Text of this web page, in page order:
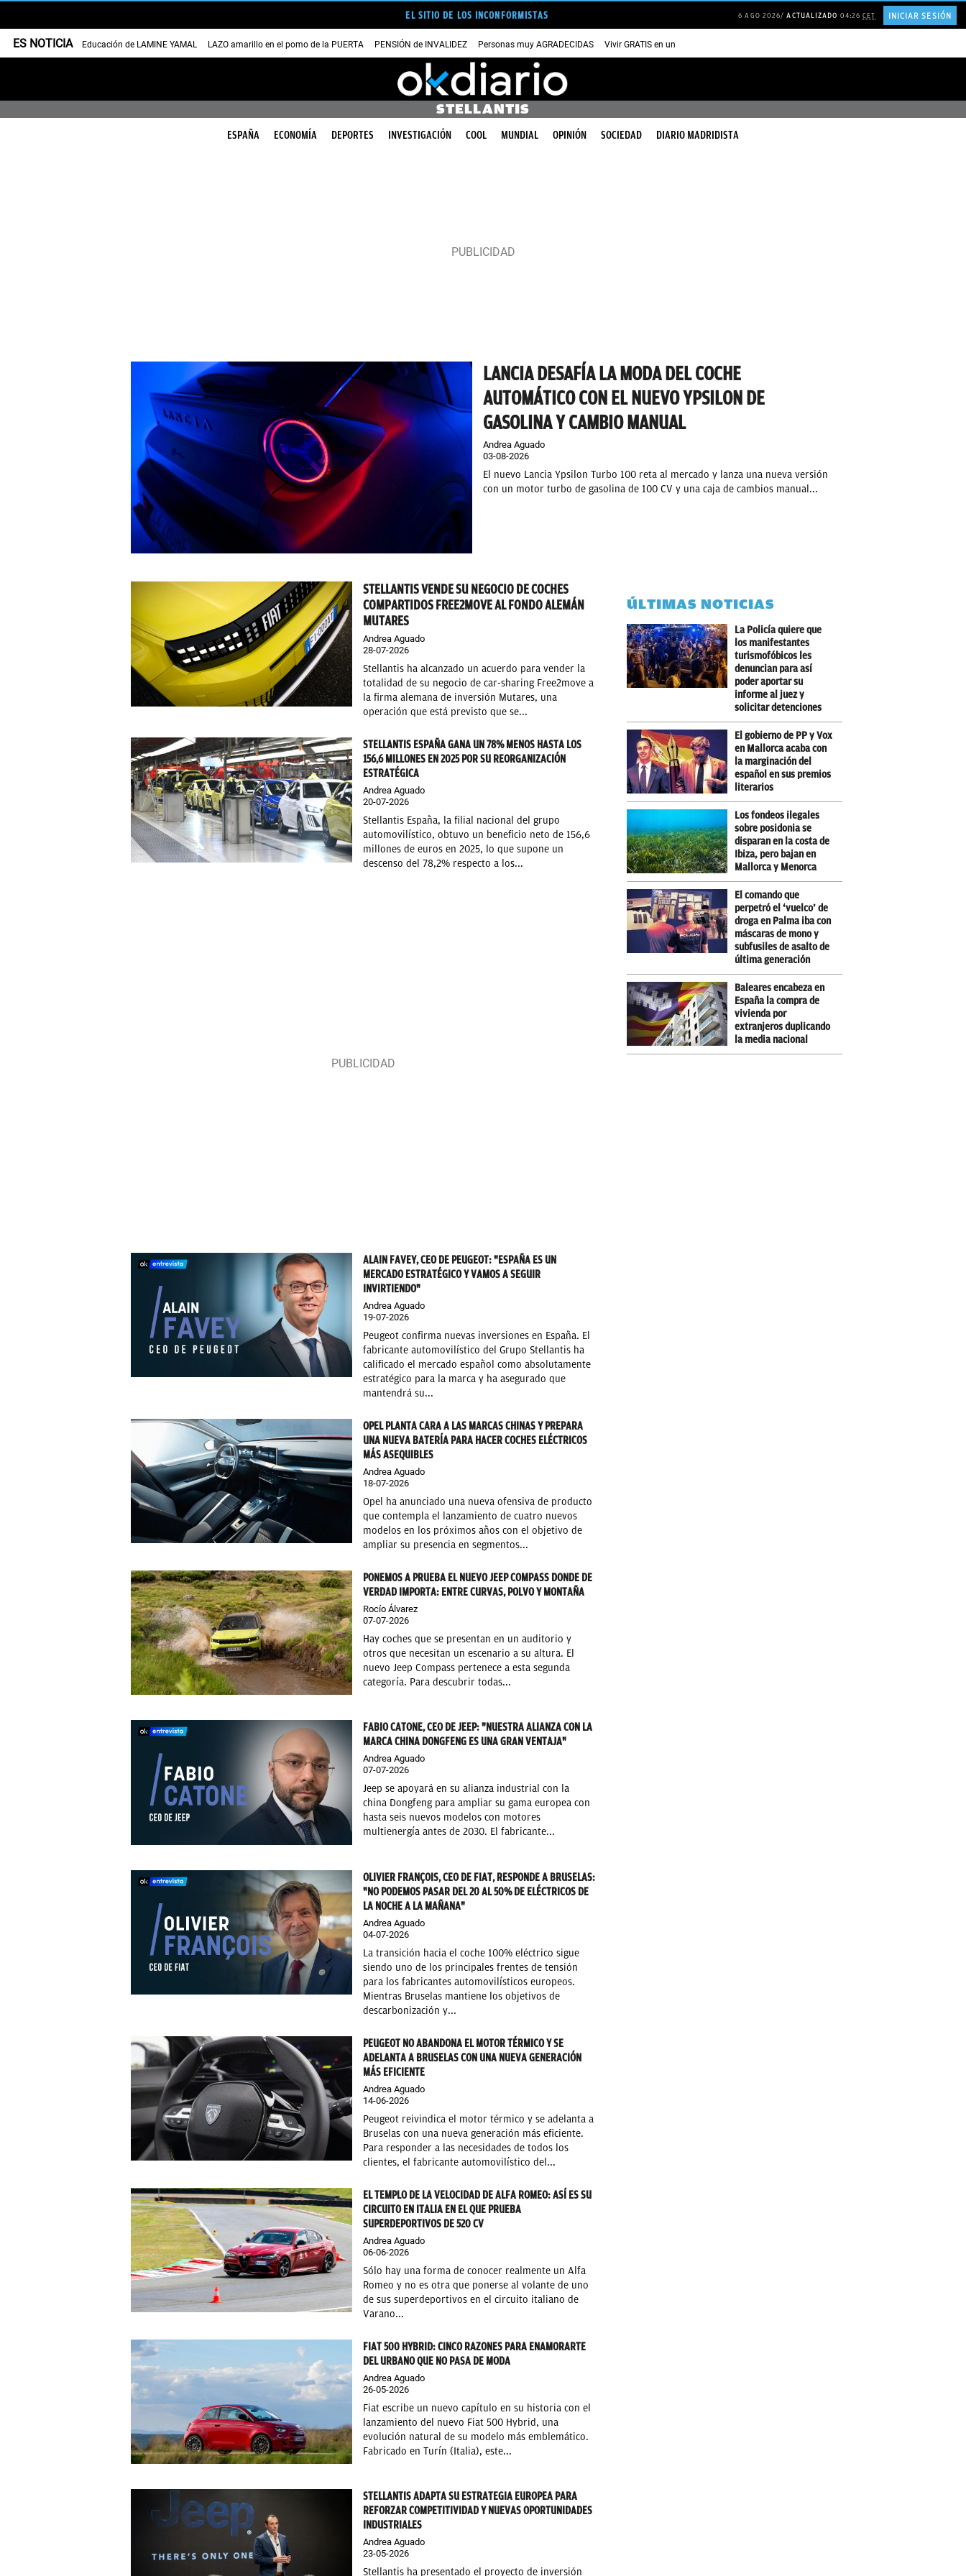
EL SITIO DE LOS INCONFORMISTAS 6 AGO 2026 ACTUALIZADO 04:26CET INICIAR SESIÓN
ES NOTICIA Educación de LAMINE YAMAL LAZO amarillo en el pomo de la PUERTA PENSIÓN de INVALIDEZ Personas muy AGRADECIDAS Vivir GRATIS en una ISLA en GRECIA
STELLANTIS
ESPAÑA ECONOMÍA DEPORTES INVESTIGACIÓN COOL MUNDIAL OPINIÓN SOCIEDAD DIARIO MADRIDISTA
LANCIA DESAFÍA LA MODA DEL COCHE
AUTOMÁTICO CON EL NUEVO YPSILON DE
GASOLINA Y CAMBIO MANUAL
Andrea Aguado
03-08-2026
El nuevo Lancia Ypsilon Turbo 100 reta al mercado y lanza una nueva versión
con un motor turbo de gasolina de 100 CV y una caja de cambios manual...
STELLANTIS VENDE SU NEGOCIO DE COCHES
COMPARTIDOS FREE2MOVE AL FONDO ALEMÁN
MUTARES
Andrea Aguado
28-07-2026
Stellantis ha alcanzado un acuerdo para vender la
totalidad de su negocio de car-sharing Free2move a
la firma alemana de inversión Mutares, una
operación que está previsto que se...
STELLANTIS ESPAÑA GANA UN 78% MENOS HASTA LOS
156,6 MILLONES EN 2025 POR SU REORGANIZACIÓN
ESTRATÉGICA
Andrea Aguado
20-07-2026
Stellantis España, la filial nacional del grupo
automovilístico, obtuvo un beneficio neto de 156,6
millones de euros en 2025, lo que supone un
descenso del 78,2% respecto a los...
ALAIN FAVEY, CEO DE PEUGEOT: "ESPAÑA ES UN
MERCADO ESTRATÉGICO Y VAMOS A SEGUIR
INVIRTIENDO"
Andrea Aguado
19-07-2026
Peugeot confirma nuevas inversiones en España. El
fabricante automovilístico del Grupo Stellantis ha
calificado el mercado español como absolutamente
estratégico para la marca y ha asegurado que
mantendrá su...
OPEL PLANTA CARA A LAS MARCAS CHINAS Y PREPARA
UNA NUEVA BATERÍA PARA HACER COCHES ELÉCTRICOS
MÁS ASEQUIBLES
Andrea Aguado
18-07-2026
Opel ha anunciado una nueva ofensiva de producto
que contempla el lanzamiento de cuatro nuevos
modelos en los próximos años con el objetivo de
ampliar su presencia en segmentos...
PONEMOS A PRUEBA EL NUEVO JEEP COMPASS DONDE DE
VERDAD IMPORTA: ENTRE CURVAS, POLVO Y MONTAÑA
Rocío Álvarez
07-07-2026
Hay coches que se presentan en un auditorio y
otros que necesitan un escenario a su altura. El
nuevo Jeep Compass pertenece a esta segunda
categoría. Para descubrir todas...
FABIO CATONE, CEO DE JEEP: "NUESTRA ALIANZA CON LA
MARCA CHINA DONGFENG ES UNA GRAN VENTAJA"
Andrea Aguado
07-07-2026
Jeep se apoyará en su alianza industrial con la
china Dongfeng para ampliar su gama europea con
hasta seis nuevos modelos con motores
multienergía antes de 2030. El fabricante...
OLIVIER FRANÇOIS, CEO DE FIAT, RESPONDE A BRUSELAS:
"NO PODEMOS PASAR DEL 20 AL 50% DE ELÉCTRICOS DE
LA NOCHE A LA MAÑANA"
Andrea Aguado
04-07-2026
La transición hacia el coche 100% eléctrico sigue
siendo uno de los principales frentes de tensión
para los fabricantes automovilísticos europeos.
Mientras Bruselas mantiene los objetivos de
descarbonización y...
PEUGEOT NO ABANDONA EL MOTOR TÉRMICO Y SE
ADELANTA A BRUSELAS CON UNA NUEVA GENERACIÓN
MÁS EFICIENTE
Andrea Aguado
14-06-2026
Peugeot reivindica el motor térmico y se adelanta a
Bruselas con una nueva generación más eficiente.
Para responder a las necesidades de todos los
clientes, el fabricante automovilístico del...
EL TEMPLO DE LA VELOCIDAD DE ALFA ROMEO: ASÍ ES SU
CIRCUITO EN ITALIA EN EL QUE PRUEBA
SUPERDEPORTIVOS DE 520 CV
Andrea Aguado
06-06-2026
Sólo hay una forma de conocer realmente un Alfa
Romeo y no es otra que ponerse al volante de uno
de sus superdeportivos en el circuito italiano de
Varano...
FIAT 500 HYBRID: CINCO RAZONES PARA ENAMORARTE
DEL URBANO QUE NO PASA DE MODA
Andrea Aguado
26-05-2026
Fiat escribe un nuevo capítulo en su historia con el
lanzamiento del nuevo Fiat 500 Hybrid, una
evolución natural de su modelo más emblemático.
Fabricado en Turín (Italia), este...
STELLANTIS ADAPTA SU ESTRATEGIA EUROPEA PARA
REFORZAR COMPETITIVIDAD Y NUEVAS OPORTUNIDADES
INDUSTRIALES
Andrea Aguado
23-05-2026
Stellantis ha presentado el proyecto de inversión
ÚLTIMAS NOTICIAS
La Policía quiere que
los manifestantes
turismofóbicos les
denuncian para así
poder aportar su
informe al juez y
solicitar detenciones
El gobierno de PP y Vox
en Mallorca acaba con
la marginación del
español en sus premios
literarios
Los fondeos ilegales
sobre posidonia se
disparan en la costa de
Ibiza, pero bajan en
Mallorca y Menorca
El comando que
perpetró el ‘vuelco’ de
droga en Palma iba con
máscaras de mono y
subfusiles de asalto de
última generación
Baleares encabeza en
España la compra de
vivienda por
extranjeros duplicando
la media nacional